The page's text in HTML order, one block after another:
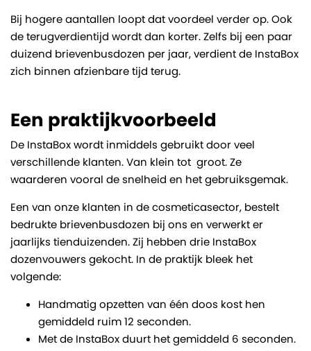
Bij hogere aantallen loopt dat voordeel verder op. Ook
de terugverdientijd wordt dan korter. Zelfs bij een paar
duizend brievenbusdozen per jaar, verdient de InstaBox
zich binnen afzienbare tijd terug.
Een praktijkvoorbeeld
De InstaBox wordt inmiddels gebruikt door veel
verschillende klanten. Van klein tot groot. Ze
waarderen vooral de snelheid en het gebruiksgemak.
Een van onze klanten in de cosmeticasector, bestelt
bedrukte brievenbusdozen bij ons en verwerkt er
jaarlijks tienduizenden. Zij hebben drie InstaBox
dozenvouwers gekocht. In de praktijk bleek het
volgende:
Handmatig opzetten van één doos kost hen
gemiddeld ruim 12 seconden.
Met de InstaBox duurt het gemiddeld 6 seconden.